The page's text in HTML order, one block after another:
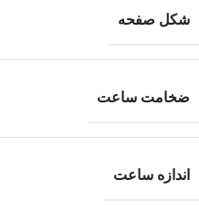
شکل صفحه
ضخامت ساعت
اندازه ساعت